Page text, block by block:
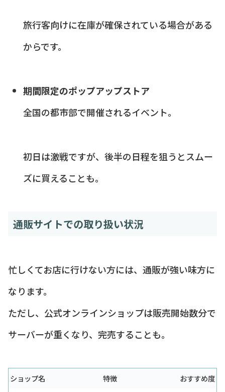
旅行客向けに在庫が確保されている場合がある
からです。
期間限定のポップアップストア
全国の都市部で開催されるイベント。
初日は激戦ですが、後半の日程を狙うとスムー
ズに買えることも。
通販サイトでの取り扱い状況
忙しくてお店に行けない方には、通販が強い味方に
なります。
ただし、公式オンラインショップは販売開始数分で
サーバーが重くなり、完売することも。
ショップ名 特徴 おすすめ度